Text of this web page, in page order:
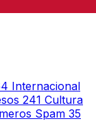
Internacional
241 Cultura
Spam 35